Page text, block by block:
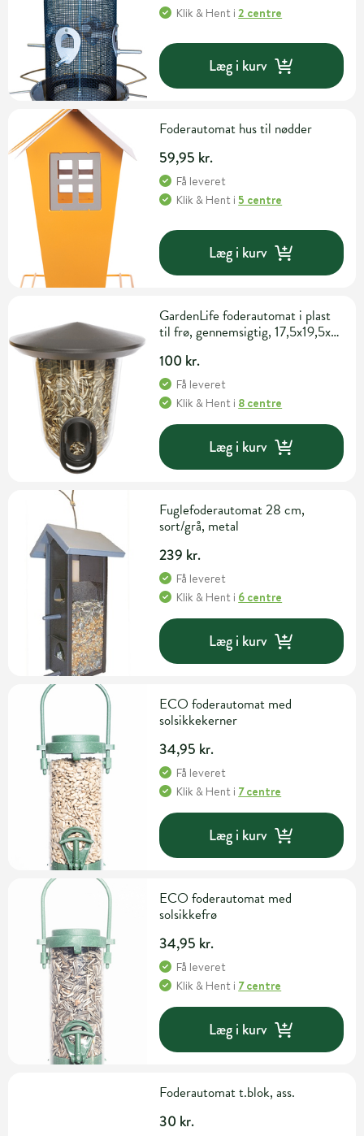
Klik & Hent i2 centre
Læg i kurv
Foderautomat hus til nødder
59,95 kr.
Få leveret
Klik & Hent i5 centre
Læg i kurv
GardenLife foderautomat i plast
til frø, gennemsigtig, 17,5x19,5x19
100 kr.
Få leveret
Klik & Hent i 8 centre
Læg i kurv
Fuglefoderautomat 28 cm,
sort/grå, metal
239 kr.
Få leveret
Klik & Hent i 6 centre
Læg i kurv
ECO foderautomat med
solsikkekerner
34,95 kr.
Få leveret
Klik & Hent i 7 centre
Læg i kurv
ECO foderautomat med
solsikkefrø
34,95 kr.
Få leveret
Klik & Hent i 7 centre
Læg i kurv
Foderautomat t.blok, ass.
30 kr.